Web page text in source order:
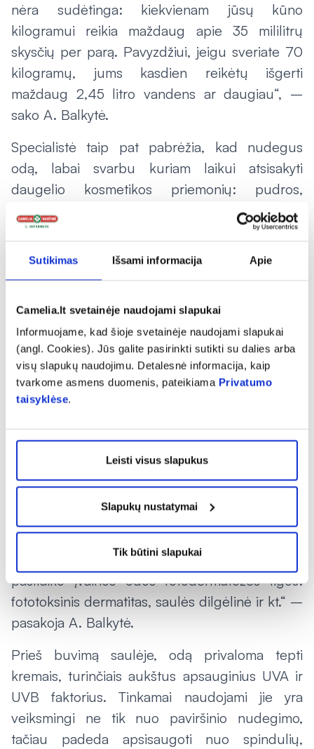
Sutikimas Išsami informacija Apie
Camelia.lt svetainėje naudojami slapukai
Informuojame, kad šioje svetainėje naudojami slapukai
(angl. Cookies). Jūs galite pasirinkti sutikti su dalies arba
visų slapukų naudojimu. Detalesnė informacija, kaip
tvarkome asmens duomenis, pateikiama Privatumo
taisyklėse.
Leisti visus slapukus
Slapukų nustatymai
Tik būtini slapukai
nėra sudėtinga: kiekvienam jūsų kūno
kilogramui reikia maždaug apie 35 mililitrų
skysčių per parą. Pavyzdžiui, jeigu sveriate 70
kilogramų, jums kasdien reikėtų išgerti
maždaug 2,45 litro vandens ar daugiau“, –
sako A. Balkytė.
Specialistė taip pat pabrėžia, kad nudegus
odą, labai svarbu kuriam laikui atsisakyti
daugelio kosmetikos priemonių: pudros,
prausimosi gelių, šveitiklių, tonikų, kremų, ypač
priemonių, kuriuose yra spirito arba salicilio
rūgšties. Šie preparatai sausina odą, o tai ilgina
Būtina prevencija
„Camelia“ atstovė teigia, kad be nudegimų,
neatsakingas buvimas saulės spinduliuose gali
sukelti ir daug rimtesnių susirgimų, todėl
būtina saugotis.
melanocitų, tiekiančių pigmentus odai, DNR ir,
šiems mutuojant, paskatinti vieną dažniausių
odos nudegimai ir ultravioletinių spindulių
poveikis yra ir dažnos karcinomos, t.y. piktybinių
navikų, priežastys. Taip pat vis dažniau
pasitaiko įvairios odos fotodermatozės ligos:
fototoksinis dermatitas, saulės dilgėlinė ir kt.“ –
pasakoja A. Balkytė.
Prieš buvimą saulėje, odą privaloma tepti
kremais, turinčiais aukštus apsauginius UVA ir
UVB faktorius. Tinkamai naudojami jie yra
veiksmingi ne tik nuo paviršinio nudegimo,
tačiau padeda apsisaugoti nuo spindulių,